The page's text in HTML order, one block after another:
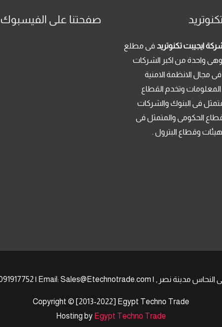
ايجيبت تكنوتريد فى مطلع
2013 . وهى واحدة من اكبر الشركات
مجال الانظمة الامنية
المعلومات وتخدم القطاع
فى البنوك والشركات
الحكومى والمتمثل فى
وقطاع البترول .
صفحتنا على الفيسبوك
Copyright © [2013-2022] Egypt Techno Trade
Hosting by Egypt Techno Trade